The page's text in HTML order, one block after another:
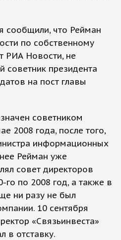
сообщили, что Рейман
по собственному
РИА Новости, не
советник президента
на пост главы
советником
2008 года, после того,
информационных
Рейман уже
совет директоров
го по 2008 год, а также в
ни разу не был
10 сентября
«Связьинвеста»
в отставку.